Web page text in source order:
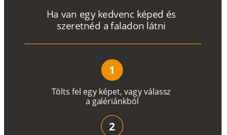
Tölts fel egy képet, vagyválassz
a galériánkból
Ha van egy kedvenc képed és
szeretnéd a faladon látni
1
2